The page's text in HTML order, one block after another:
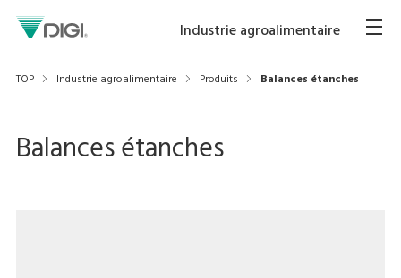
Industrie agroalimentaire
TOP Industrie agroalimentaire Produits Balances étanches
Balances étanches